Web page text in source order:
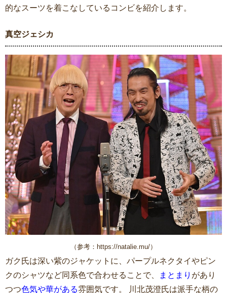
的なスーツを着こなしているコンビを紹介します。
真空ジェシカ
（参考：https://natalie.mu/）
ガク氏は深い紫のジャケットに、パープルネクタイやピン
クのシャツなど同系色で合わせることで、
まとまり があり
つつ色気や華がある雰囲気です。 川北茂澄氏は派手な柄の